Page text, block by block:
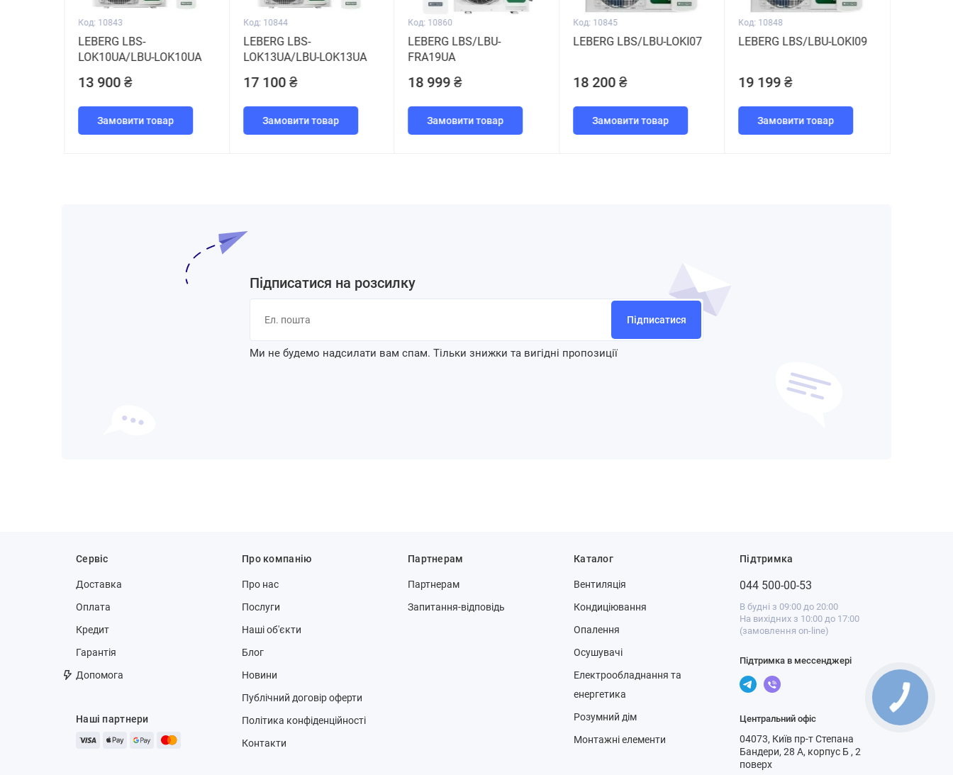
Код: 10843
LEBERG LBS-
LOK10UA/LBU-LOK10UA
13 900 ₴
Замовити товар
Код: 10844
LEBERG LBS-
LOK13UA/LBU-LOK13UA
17 100 ₴
Замовити товар
Код: 10860
LEBERG LBS/LBU-
FRA19UA
18 999 ₴
Замовити товар
Код: 10845
LEBERG LBS/LBU-LOKI07
18 200 ₴
Замовити товар
Код: 10848
LEBERG LBS/LBU-LOKI09
19 199 ₴
Замовити товар
Підписатися на розсилку
Підписатися
Ми не будемо надсилати вам спам. Тільки знижки та вигідні пропозиції
Сервіс
Доставка
Оплата
Кредит
Гарантія
Допомога
Наші партнери
Про компанію
Про нас
Послуги
Наші об'єкти
Блог
Новини
Публічний договір оферти
Політика конфіденційності
Контакти
Партнерам
Партнерам
Запитання-відповідь
Каталог
Вентиляція
Кондиціювання
Опалення
Осушувачі
Електрообладнання та
енергетика
Розумний дім
Монтажні елементи
Підтримка
044 500-00-53
В будні з 09:00 до 20:00
На вихідних з 10:00 до 17:00
(замовлення on-line)
Підтримка в мессенджері
Центральний офіс
04073, Київ пр-т Степана
Бандери, 28 А, корпус Б , 2
поверх